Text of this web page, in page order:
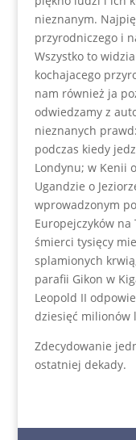
nieznanym.
przyrodniczego i
Wszystko to
kochajacego
nam również ja
odwiedzamy z
nieznanych
podczas kiedy
Londynu; w Kenii
Ugandzie o
wprowadzonym
Europejczyków
śmierci tysięcy
splamionych
parafii Gikon w
Leopold II
dziesięć milionów
Zdecydowanie
ostatniej dekady.